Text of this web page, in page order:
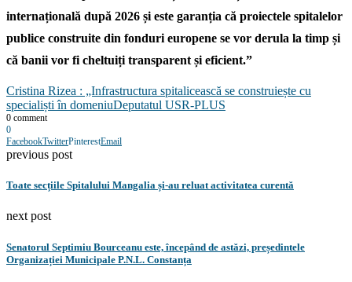
internațională după 2026 și este garanția că proiectele spitalelor
publice construite din fonduri europene se vor derula la timp și
că banii vor fi cheltuiți transparent și eficient.”
Cristina Rizea : „Infrastructura spitalicească se construiește cu
specialiști în domeniuDeputatul USR-PLUS
0 comment
0
FacebookTwitterPinterestEmail
previous post
Toate secțiile Spitalului Mangalia și-au reluat activitatea curentă
next post
Senatorul Septimiu Bourceanu este, începând de astăzi, președintele
Organizației Municipale P.N.L. Constanța